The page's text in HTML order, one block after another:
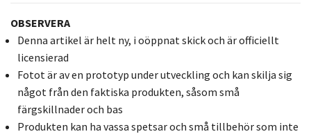
OBSERVERA
Denna artikel är helt ny, i oöppnat skick och är officiellt
licensierad
Fotot är av en prototyp under utveckling och kan skilja sig
något från den faktiska produkten, såsom små
färgskillnader och bas
Produkten kan ha vassa spetsar och små tillbehör som inte